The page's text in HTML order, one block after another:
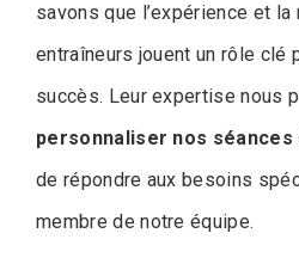
savons que l’expérience et
entraîneurs jouent un rôle clé
succès. Leur expertise nous
personnaliser nos séances
de répondre aux besoins
membre de notre équipe.